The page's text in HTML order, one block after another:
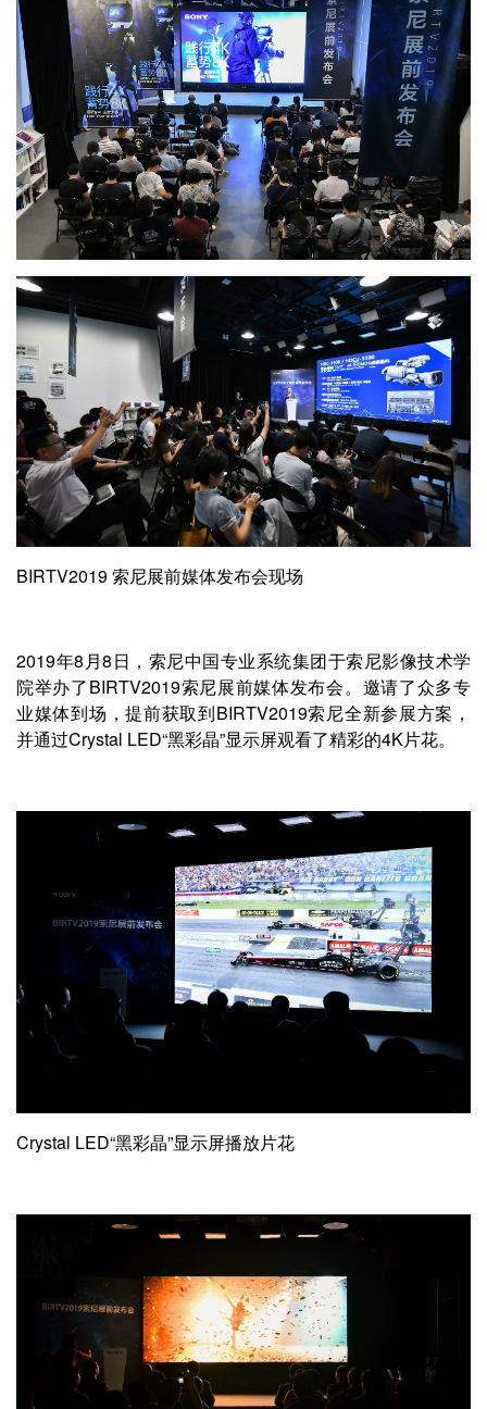
BIRTV2019 索尼展前媒体发布会现场
2019年8月8日，索尼中国专业系统集团于索尼影像技术学
院举办了BIRTV2019索尼展前媒体发布会。邀请了众多专
业媒体到场，提前获取到BIRTV2019索尼全新参展方案，
并通过Crystal LED“黑彩晶”显示屏观看了精彩的4K片花。
Crystal LED“黑彩晶”显示屏播放片花